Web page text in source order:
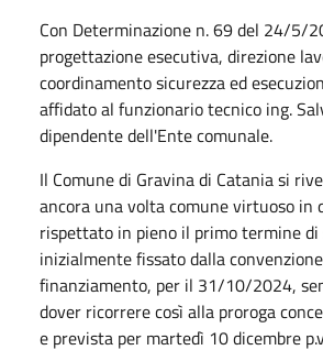
Con Determinazione n. 69 del 24/5/
progettazione esecutiva, direzione
coordinamento sicurezza ed
affidato al funzionario tecnico ing.
dipendente dell'Ente comunale.
Il Comune di Gravina di Catania si
ancora una volta comune virtuoso in
rispettato in pieno il primo termine di
inizialmente fissato dalla
finanziamento, per il 31/10/2024,
dover ricorrere così alla proroga
e prevista per martedì 10 dicembre